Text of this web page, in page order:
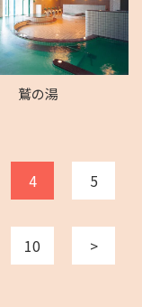
鷲の湯
4 5
10 >